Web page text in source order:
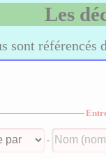
Les
référencés
-